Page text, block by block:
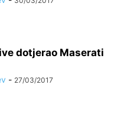
dotjerao Maserati
- 27/03/2017